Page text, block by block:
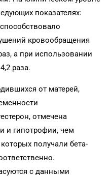
показателях:
кровообращения
а при использовании
раза.
от матерей,
отмечена
и гипотрофии, чем
получали бета-
с данными